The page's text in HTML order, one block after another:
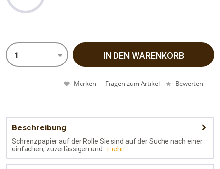
1 IN DEN WARENKORB
Merken Fragen zum Artikel Bewerten
Beschreibung
Schrenzpapier auf der Rolle Sie sind auf der Suche nach einer
einfachen, zuverlässigen und... mehr